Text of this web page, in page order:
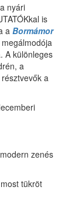
nyári
is
a Bormámor
megálmodója
A különleges
a
a
zenés
tükröt